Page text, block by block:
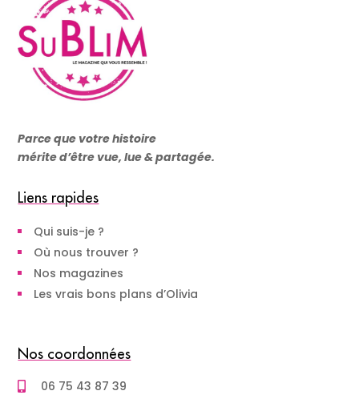
Parce que votre histoire
mérite d’être vue, lue & partagée.
Liens rapides
Qui suis-je ?
Où nous trouver ?
Nos magazines
Les vrais bons plans d’Olivia
Nos coordonnées
06 75 43 87 39